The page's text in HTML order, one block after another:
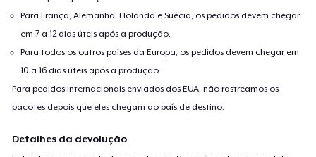
Para França, Alemanha, Holanda e Suécia, os pedidos devem chegar
em 7 a 12 dias úteis após a produção.
Para todos os outros países da Europa, os pedidos devem chegar em
10 a 16 dias úteis após a produção.
Para pedidos internacionais enviados dos EUA, não rastreamos os
pacotes depois que eles chegam ao país de destino.
Detalhes da devolução